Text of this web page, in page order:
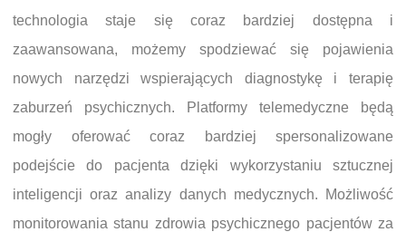
technologia staje się coraz bardziej dostępna i
zaawansowana, możemy spodziewać się pojawienia
nowych narzędzi wspierających diagnostykę i terapię
zaburzeń psychicznych. Platformy telemedyczne będą
mogły oferować coraz bardziej spersonalizowane
podejście do pacjenta dzięki wykorzystaniu sztucznej
inteligencji oraz analizy danych medycznych. Możliwość
monitorowania stanu zdrowia psychicznego pacjentów za